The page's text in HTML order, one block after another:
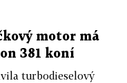
motor má
381 koní
turbodieselový